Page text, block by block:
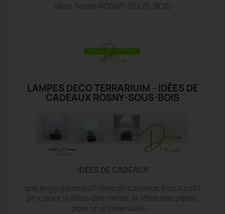
Déco florale ROSNY-SOUS-BOIS
LAMPES DECO TERRARIUIM - IDÉES DE
CADEAUX ROSNY-SOUS-BOIS
IDEES DE CADEAUX
une large gamme d'idées de cadeaux à tout petit
prix, pour la fêtes des mères, la fêtes des pères,
pour un anniversaire....